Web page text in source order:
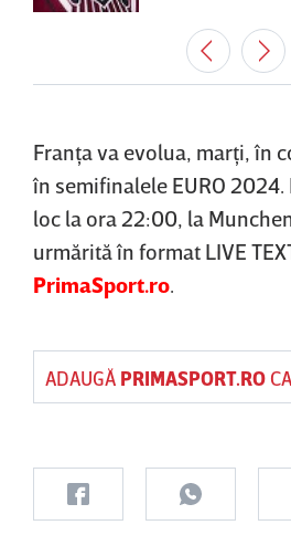
Franţa va evolua, marţi, în
în semifinalele EURO 2024.
loc la ora 22:00, la
urmărită în format LIVE
PrimaSport.ro.
ADAUGĂ PRIMASPORT.RO